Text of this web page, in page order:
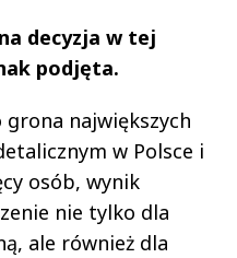
decyzja w tej
podjęta.
największych
w Polsce i
osób, wynik
nie tylko dla
ale również dla